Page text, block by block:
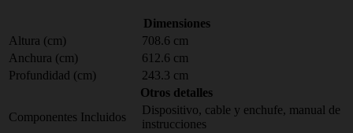
Dimensiones
Altura (cm)
708.6 cm
Anchura (cm)
612.6 cm
Profundidad (cm)
243.3 cm
Otros detalles
Componentes Incluidos
Dispositivo, cable y enchufe, manual de
instrucciones